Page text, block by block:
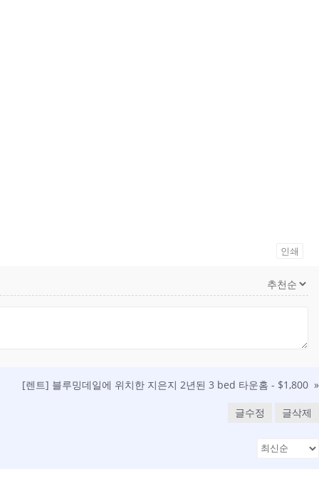
인쇄
[렌트] 블루밍데일에 위치한 지은지 2년된 3 bed 타운홈 - $1,800 »
글수정 글삭제